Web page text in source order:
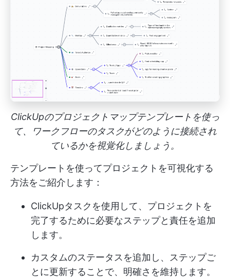
ClickUpのプロジェクトマップテンプレートを使っ
て、ワークフローのタスクがどのように接続され
ているかを視覚化しましょう。
テンプレートを使ってプロジェクトを可視化する
方法をご紹介します：
ClickUpタスクを使用して、プロジェクトを
完了するために必要なステップと責任を追加
します。
カスタムのステータスを追加し、ステップご
とに更新することで、明確さを維持します。